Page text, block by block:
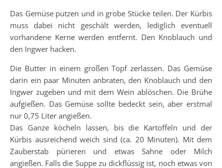
Das Gemüse putzen und in grobe Stücke teilen. Der Kürbis
muss dabei nicht geschält werden, lediglich eventuell
vorhandene Kerne werden entfernt. Den Knoblauch und
den Ingwer hacken.
Die Butter in einem großen Topf zerlassen. Das Gemüse
darin ein paar Minuten anbraten, den Knoblauch und den
Ingwer zugeben und mit dem Wein ablöschen. Die Brühe
aufgießen. Das Gemüse sollte bedeckt sein, aber erstmal
nur 0,75 Liter angießen.
Das Ganze köcheln lassen, bis die Kartoffeln und der
Kürbis ausreichend weich sind (ca. 20 Minuten). Mit dem
Zauberstab pürieren und etwas Sahne oder Milch
angießen. Falls die Suppe zu dickflüssig ist, noch etwas von